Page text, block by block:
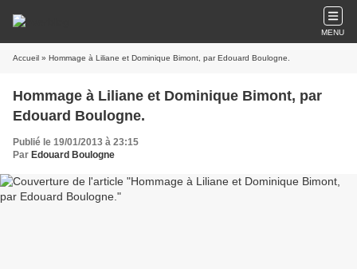
MENU
Accueil » Hommage à Liliane et Dominique Bimont, par Edouard Boulogne.
Hommage à Liliane et Dominique Bimont, par
Edouard Boulogne.
Publié le 19/01/2013 à 23:15
Par Edouard Boulogne